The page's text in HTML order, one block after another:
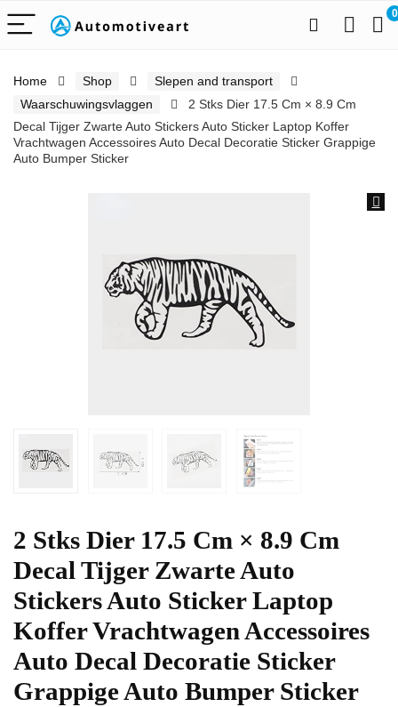
0
Home Shop
Slepen and transport
Waarschuwingsvlaggen
2 Stks Dier 17.5 Cm × 8.9 Cm
Decal Tijger Zwarte Auto Stickers Auto Sticker Laptop Koffer
Vrachtwagen Accessoires Auto Decal Decoratie Sticker Grappige
Auto Bumper Sticker
2 Stks Dier 17.5 Cm × 8.9 Cm
Decal Tijger Zwarte Auto
Stickers Auto Sticker Laptop
Koffer Vrachtwagen Accessoires
Auto Decal Decoratie Sticker
Grappige Auto Bumper Sticker